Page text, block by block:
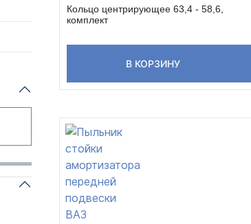
Кольцо центрирующее 63,4 - 58,6,
комплект
В КОРЗИНУ